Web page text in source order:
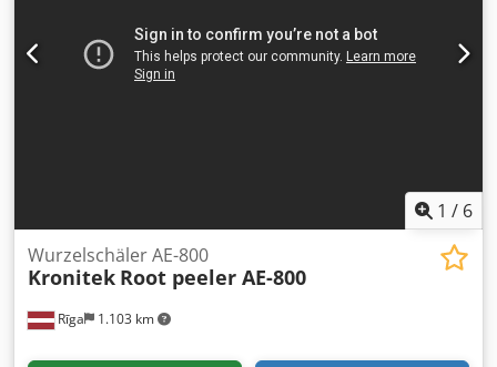
1 / 6
Rīga 1.103 km
Wurzelschäler AE-800
Kronitek Root peeler AE-800